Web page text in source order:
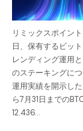
リミックスポイン
日、保有するビッ
レンディング運用
のステーキングに
運用実績を開示し
ら7月31日までの
12.436…